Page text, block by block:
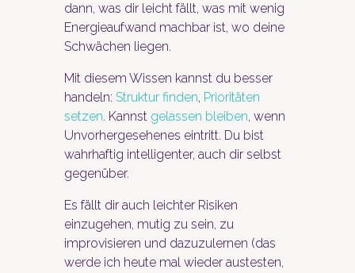
dann, was dir leicht fällt, was mit wenig
Energieaufwand machbar ist, wo deine
Schwächen liegen.
Mit diesem Wissen kannst du besser
handeln: Struktur finden, Prioritäten
setzen. Kannst gelassen bleiben, wenn
Unvorhergesehenes eintritt. Du bist
wahrhaftig intelligenter, auch dir selbst
gegenüber.
Es fällt dir auch leichter Risiken
einzugehen, mutig zu sein, zu
improvisieren und dazuzulernen (das
werde ich heute mal wieder austesten,